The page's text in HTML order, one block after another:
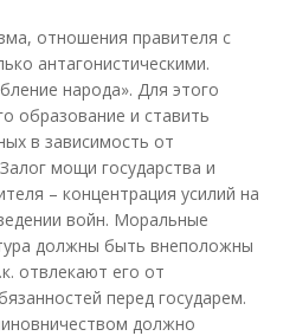
отношения правителя с
антагонистическими.
народа». Для этого
образование и ставить
в зависимость от
мощи государства и
– концентрация усилий на
войн. Моральные
должны быть внеположны
отвлекают его от
перед государем.
должно